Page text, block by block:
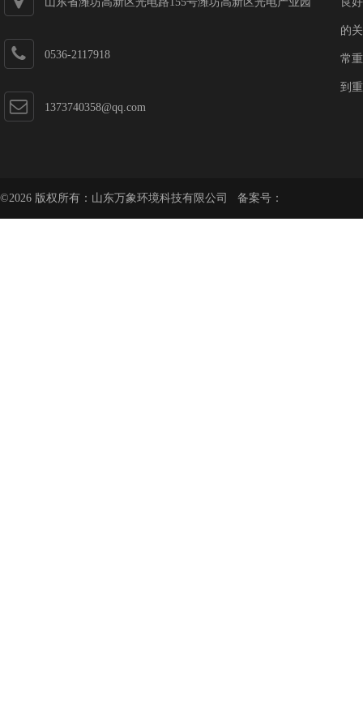
0536-2117918
1373740358@qq.com
的
常
到
©2026 版权所有：山东万象环境科技有限公司 备案号：